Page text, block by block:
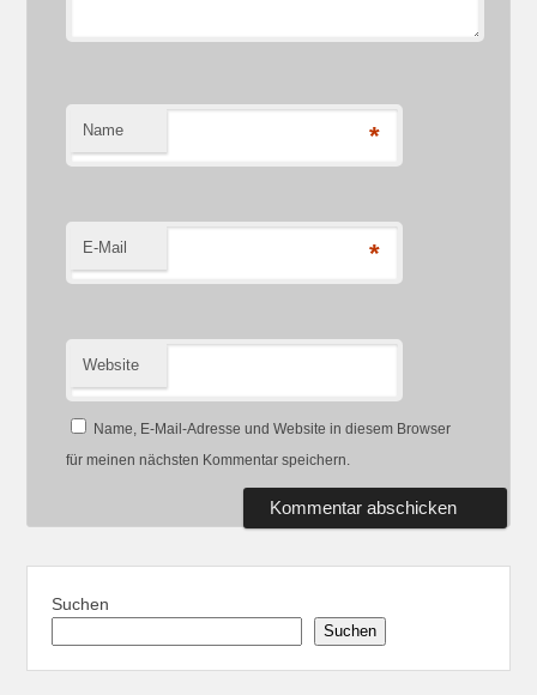
Name *
E-Mail *
Website
Name, E-Mail-Adresse und Website in diesem Browser
für meinen nächsten Kommentar speichern.
Suchen
Suchen